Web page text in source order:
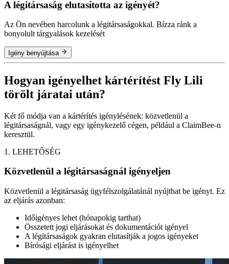
A légitársaság elutasította az igényét?
Az Ön nevében harcolunk a légitársaságokkal. Bízza ránk a
bonyolult tárgyalások kezelését
Igény benyújtása
Hogyan igényelhet kártérítést Fly Lili
törölt járatai után?
Két fő módja van a kártérítés igénylésének: közvetlenül a
légitársaságnál, vagy egy igénykezelő cégen, például a ClaimBee-n
keresztül.
1. LEHETŐSÉG
Közvetlenül a légitársaságnál igényeljen
Közvetlenül a légitársaság ügyfélszolgálatánál nyújthat be igényt. Ez
az eljárás azonban:
Időigényes lehet (hónapokig tarthat)
Összetett jogi eljárásokat és dokumentációt igényel
A légitársaságok gyakran elutasítják a jogos igényeket
Bírósági eljárást is igényelhet